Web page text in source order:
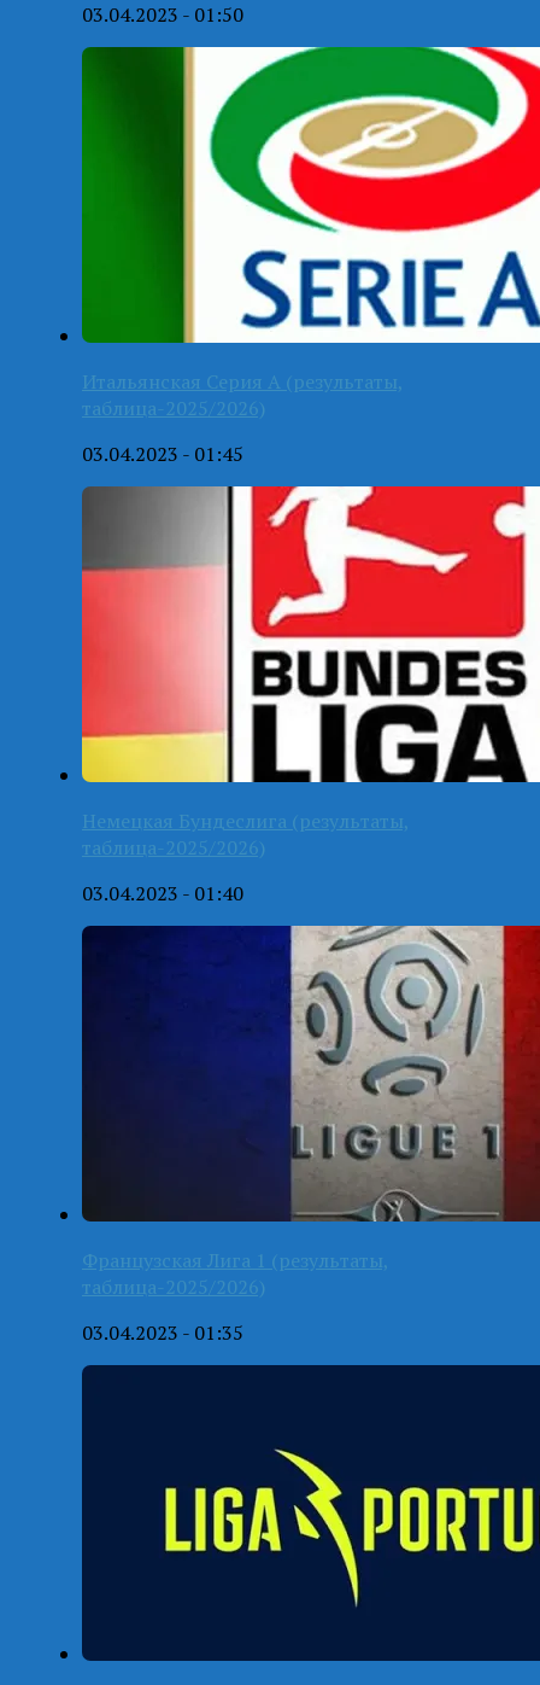
03.04.2023 - 01:50
Итальянская Серия А (результаты,
таблица-2025/2026)
03.04.2023 - 01:45
Немецкая Бундеслига (результаты,
таблица-2025/2026)
03.04.2023 - 01:40
Французская Лига 1 (результаты,
таблица-2025/2026)
03.04.2023 - 01:35